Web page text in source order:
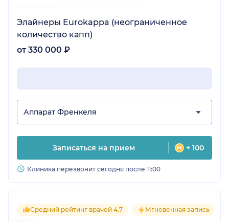
Элайнеры Eurokappa (неограниченное
количество капп)
от 330 000 ₽
Аппарат Френкеля
Записаться на прием + 100
Клиника перезвонит сегодня после 11:00
Средний рейтинг врачей 4.7 Мгновенная запись